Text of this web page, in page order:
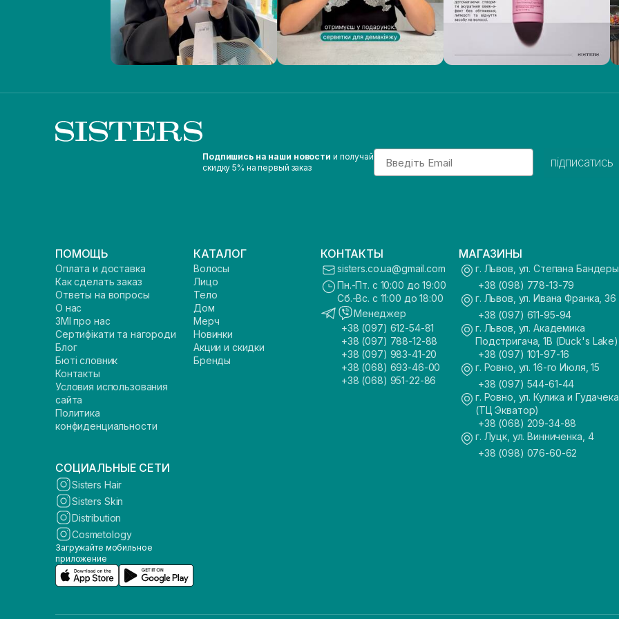
Подпишись на наши новости и получай
скидку 5% на первый заказ
Email
підписатись
ПОМОЩЬ
Оплата и доставка
Как сделать заказ
Ответы на вопросы
О нас
ЗМІ про нас
Сертифікати та нагороди
Блог
Бюті словник
Контакты
Условия использования
сайта
Политика
конфиденциальности
КАТАЛОГ
Волосы
Лицо
Тело
Дом
Мерч
Новинки
Акции и скидки
Бренды
КОНТАКТЫ
sisters.co.ua@gmail.com
Пн.-Пт. с 10:00 до 19:00
Сб.-Вс. с 11:00 до 18:00
Менеджер
+38 (097) 612-54-81
+38 (097) 788-12-88
+38 (097) 983-41-20
+38 (068) 693-46-00
+38 (068) 951-22-86
МАГАЗИНЫ
г. Львов, ул. Степана
+38 (098) 778-13-79
г. Львов, ул. Ивана Франка, 36
+38 (097) 611-95-94
г. Львов, ул. Академика
Подстригача, 1В (Duck's Lake)
+38 (097) 101-97-16
г. Ровно, ул. 16-го Июля, 15
+38 (097) 544-61-44
г. Ровно, ул. Кулика и
(ТЦ Экватор)
+38 (068) 209-34-88
г. Луцк, ул. Винниченка, 4
+38 (098) 076-60-62
СОЦИАЛЬНЫЕ СЕТИ
Sisters Hair
Sisters Skin
Distribution
Cosmetology
Загружайте мобильное
приложение